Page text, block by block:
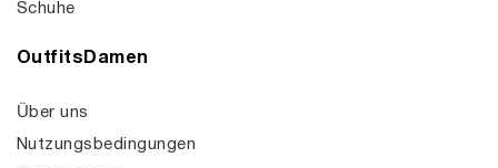
Schuhe
OutfitsDamen
Über uns
Nutzungsbedingungen